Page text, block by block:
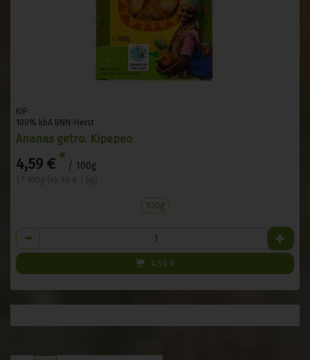
KIP
100% kbA BNN-Herst
Ananas getro. Kipepeo
4,59 € * / 100g
100g
Anzahl
4,59 €